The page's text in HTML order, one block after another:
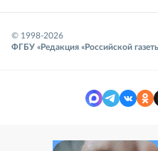
© 1998-2026
ФГБУ «Редакция «Российской